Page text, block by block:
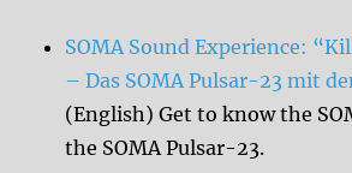
SOMA Sound Experience:
– Das SOMA Pulsar-23 mit
(English) Get to know the
the SOMA Pulsar-23.